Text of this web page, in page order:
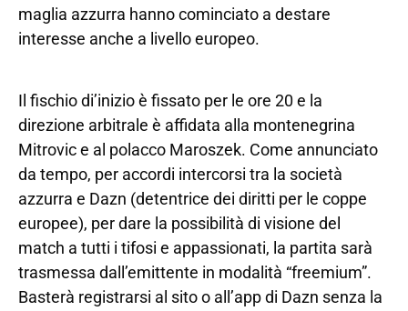
maglia azzurra hanno cominciato a destare
interesse anche a livello europeo.
Il fischio di’inizio è fissato per le ore 20 e la
direzione arbitrale è affidata alla montenegrina
Mitrovic e al polacco Maroszek. Come annunciato
da tempo, per accordi intercorsi tra la società
azzurra e Dazn (detentrice dei diritti per le coppe
europee), per dare la possibilità di visione del
match a tutti i tifosi e appassionati, la partita sarà
trasmessa dall’emittente in modalità “freemium”.
Basterà registrarsi al sito o all’app di Dazn senza la